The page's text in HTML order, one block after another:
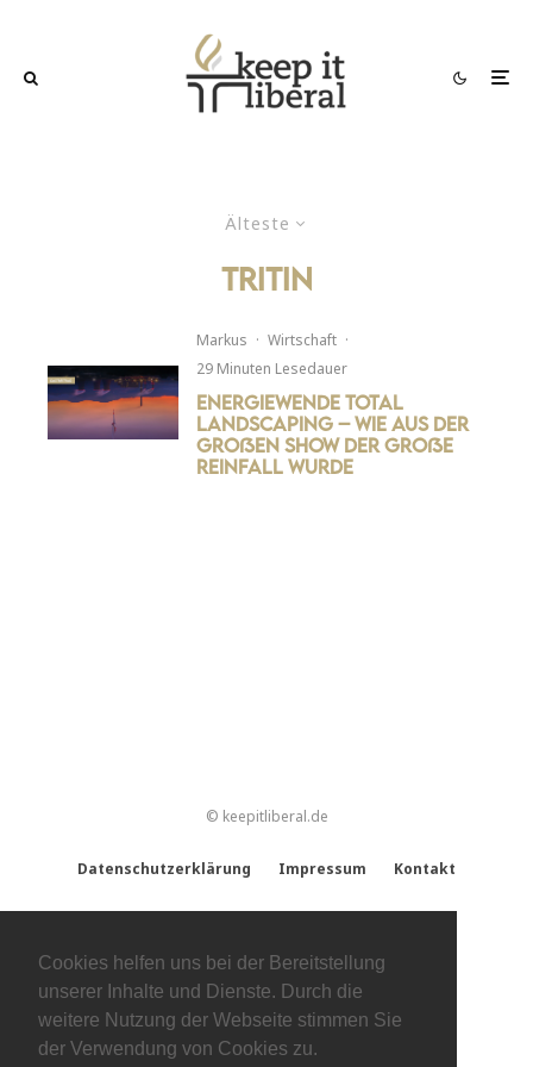
Cookies helfen uns bei der Bereitstellung
unserer Inhalte und Dienste. Durch die
weitere Nutzung der Webseite stimmen Sie
der Verwendung von Cookies zu.
Älteste
Tritin
Markus · Wirtschaft ·
29 Minuten Lesedauer
Energiewende Total
Landscaping – Wie aus der
großen Show der große
Reinfall wurde
© keepitliberal.de
Datenschutzerklärung Impressum Kontakt